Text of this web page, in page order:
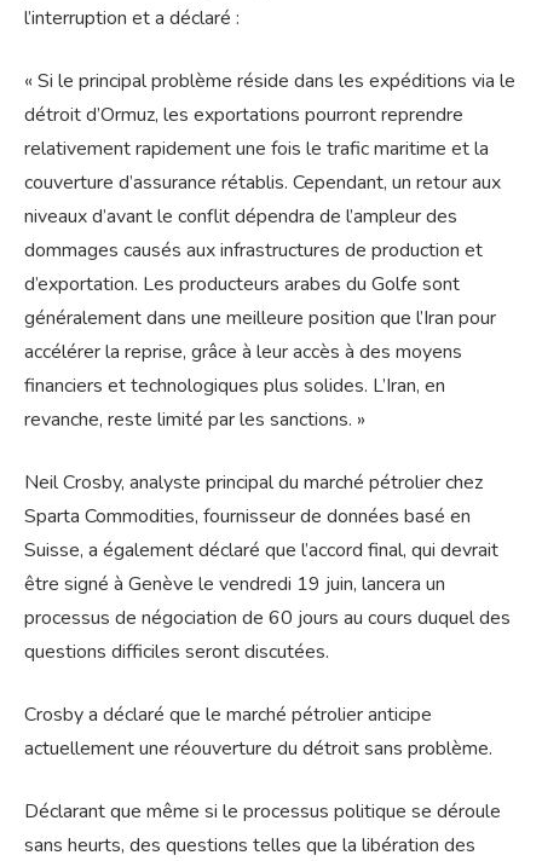
l’interruption et a déclaré :
« Si le principal problème réside dans les expéditions via le
détroit d’Ormuz, les exportations pourront reprendre
relativement rapidement une fois le trafic maritime et la
couverture d’assurance rétablis. Cependant, un retour aux
niveaux d’avant le conflit dépendra de l’ampleur des
dommages causés aux infrastructures de production et
d’exportation. Les producteurs arabes du Golfe sont
généralement dans une meilleure position que l’Iran pour
accélérer la reprise, grâce à leur accès à des moyens
financiers et technologiques plus solides. L’Iran, en
revanche, reste limité par les sanctions. »
Neil Crosby, analyste principal du marché pétrolier chez
Sparta Commodities, fournisseur de données basé en
Suisse, a également déclaré que l’accord final, qui devrait
être signé à Genève le vendredi 19 juin, lancera un
processus de négociation de 60 jours au cours duquel des
questions difficiles seront discutées.
Crosby a déclaré que le marché pétrolier anticipe
actuellement une réouverture du détroit sans problème.
Déclarant que même si le processus politique se déroule
sans heurts, des questions telles que la libération des